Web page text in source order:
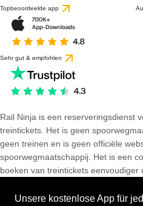
Topbeoordeelde app
Sehr gut & empfohlen
Rail Ninja is een reserveringsdienst
treintickets. Het is geen
geen treinen en is geen officiële
spoorwegmaatschappij. Het is een
boeken van treintickets eenvoudiger
Unsere kostenlose App für